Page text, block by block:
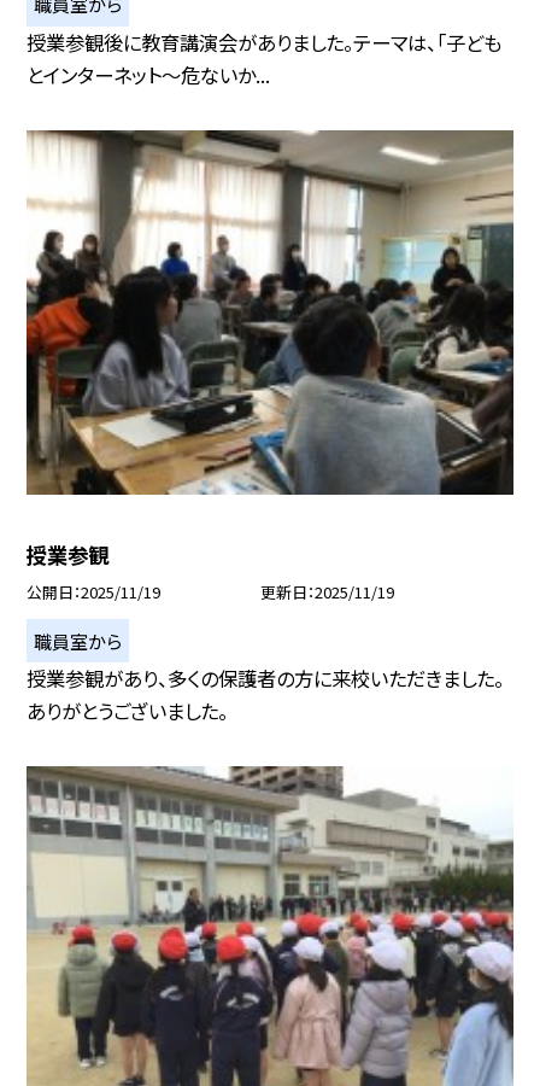
授業参観後に教育講演会がありました。テーマは、「子ども
とインターネット〜危ないか...
授業参観
公開日 2025/11/19 更新日 2025/11/19
職員室から
授業参観があり、多くの保護者の方に来校いただきました。
ありがとうございました。